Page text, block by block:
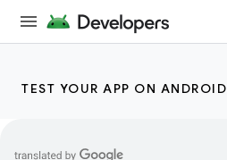
TEST YOUR APP ON ANDROID